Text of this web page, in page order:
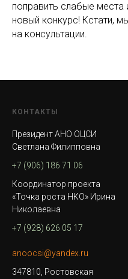
поправить слабые
новый конкурс! Кстати,
на консультации.
КОНТАКТЫ
Президент АНО ОЦСИ
Светлана Филипповна
+7 (906) 186 71 06
Координатор проекта
«Точка роста НКО» Ирина
Николаевна
+7 (928) 626 05 17
anoocsi@yandex.ru
347810, Ростовская